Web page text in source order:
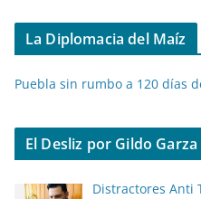
La Diplomacia del Maíz
Puebla sin rumbo a 120 días
El Desliz por Gildo Garza
Distractores Anti